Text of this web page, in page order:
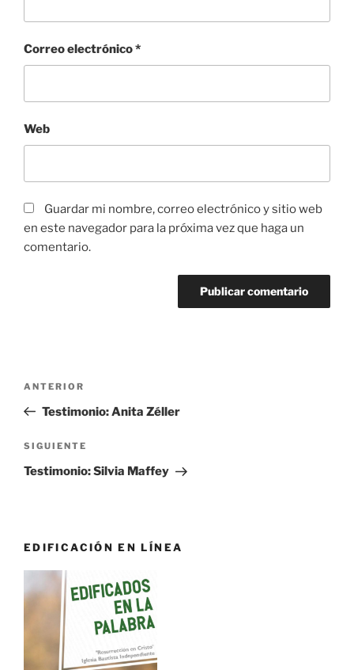
Correo electrónico*
Web
Guardar mi nombre, correo electrónico y sitio web
en este navegador para la próxima vez que haga un
comentario.
entradas
Entrada
anterior:
ANTERIOR
Testimonio: Anita Zéller
Siguiente
entrada
SIGUIENTE
Testimonio: Silvia Maffey
EDIFICACIÓN EN LÍNEA